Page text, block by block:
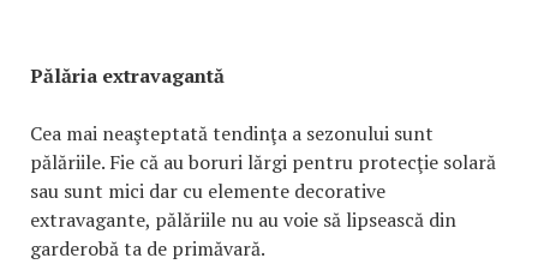
Pălăria extravagantă
Cea mai neaşteptată tendinţa a sezonului sunt
pălăriile. Fie că au boruri lărgi pentru protecţie solară
sau sunt mici dar cu elemente decorative
extravagante, pălăriile nu au voie să lipsească din
garderobă ta de primăvară.